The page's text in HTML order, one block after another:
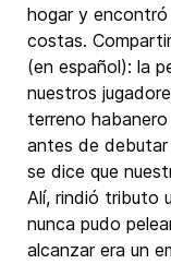
hogar y encontró
costas.
(en español): la
nuestros
terreno
antes de debutar
se dice que
Alí, rindió tributo
nunca pudo
alcanzar era un